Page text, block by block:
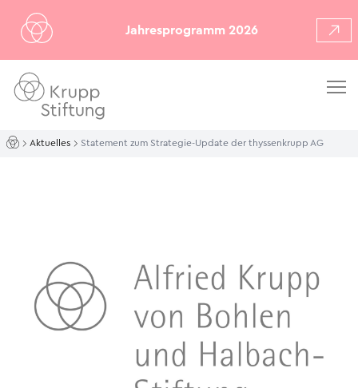
Jahresprogramm 2026
Aktuelles Statement zum Strategie-Update der thyssenkrupp AG